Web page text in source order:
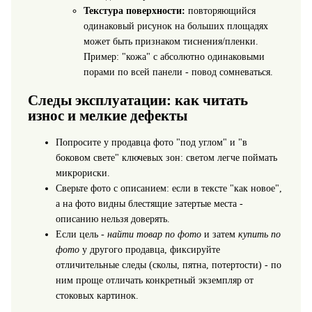
Текстура поверхности: повторяющийся
одинаковый рисунок на больших площадях
может быть признаком тиснения/пленки.
Пример: "кожа" с абсолютно одинаковыми
порами по всей панели - повод сомневаться.
Следы эксплуатации: как читать
износ и мелкие дефекты
Попросите у продавца фото "под углом" и "в
боковом свете" ключевых зон: светом легче поймать
микрориски.
Сверьте фото с описанием: если в тексте "как новое",
а на фото видны блестящие затертые места -
описанию нельзя доверять.
Если цель - найти товар по фотои затем купить по
фотоу другого продавца, фиксируйте
отличительные следы (сколы, пятна, потертости) - по
ним проще отличать конкретный экземпляр от
стоковых картинок.